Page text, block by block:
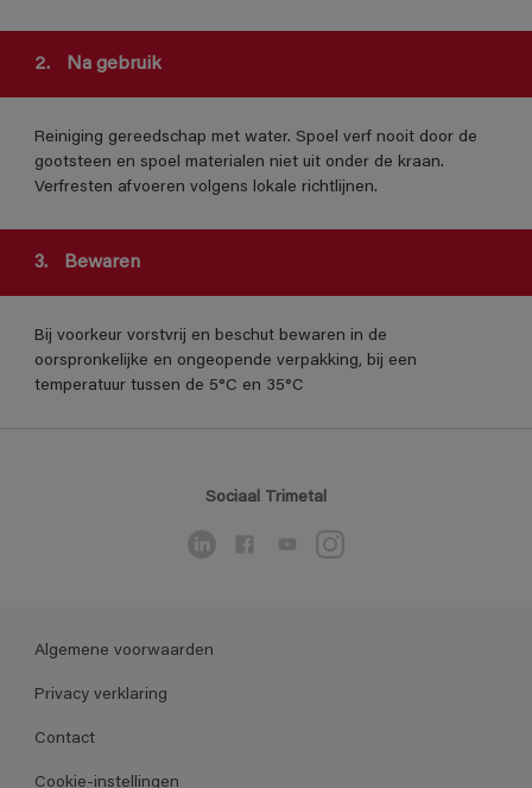
2. Na gebruik
Reiniging gereedschap met water. Spoel verf nooit door de
gootsteen en spoel materialen niet uit onder de kraan.
Verfresten afvoeren volgens lokale richtlijnen.
3. Bewaren
Bij voorkeur vorstvrij en beschut bewaren in de
oorspronkelijke en ongeopende verpakking, bij een
temperatuur tussen de 5°C en 35°C
Sociaal Trimetal
Algemene voorwaarden
Privacy verklaring
Contact
Cookie-instellingen